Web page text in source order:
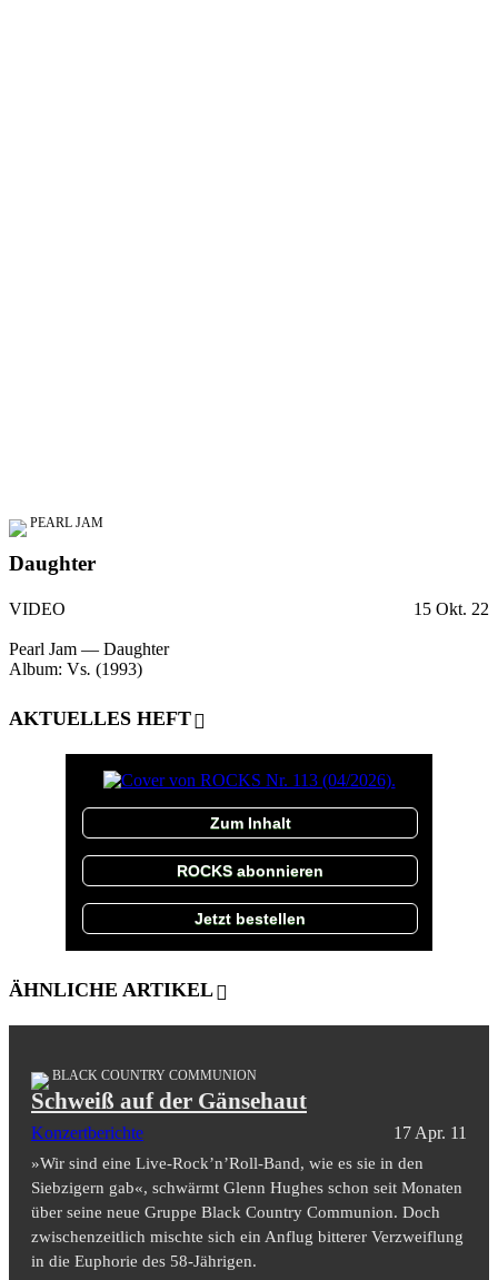
PEARL JAM
Daughter
VIDEO 15 Okt. 22
Pearl Jam — Daughter
Album: Vs. (1993)
AKTUELLES HEFT
Zum Inhalt
ROCKS abonnieren
Jetzt bestellen
ÄHNLICHE ARTIKEL
BLACK COUNTRY COMMUNION
Schweiß auf der Gänsehaut
Konzertberichte 17 Apr. 11
»Wir sind eine Live-Rock’n’Roll-Band, wie es sie in den
Siebzigern gab«, schwärmt Glenn Hughes schon seit Monaten
über seine neue Gruppe Black Country Communion. Doch
zwischenzeitlich mischte sich ein Anflug bitterer Verzweiflung
in die Euphorie des 58-Jährigen.